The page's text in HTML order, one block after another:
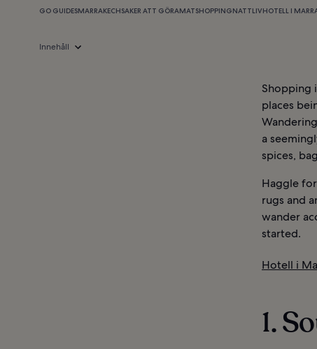
GO GUIDESMARRAKECHSAKER ATT GÖRAMATSHOPPINGNATTLIVHOTELL I
Innehåll
Shopping
places
a
spices,
Haggle
rugs and
wander
started.
Hotell i
1.